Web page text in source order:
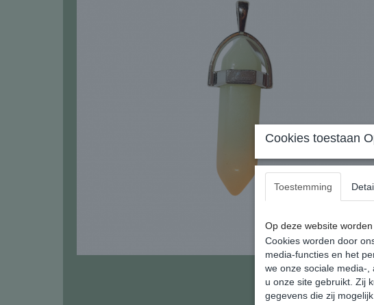
Cookies toestaan
Toestemming
Op deze website
Cookies worden door
media-functies en het
we onze sociale media-
u onze site gebruikt. Zij
gegevens die zij